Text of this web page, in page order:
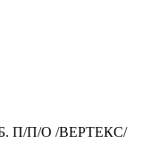
П/П/О /ВЕРТЕКС/